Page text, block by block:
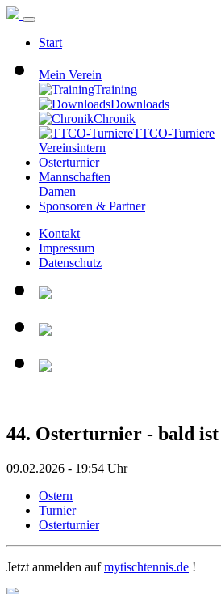
Start
Mein Verein
Training
Downloads
Chronik
TTCO-Turniere
Vereinsintern
Osterturnier
Mannschaften
Damen
Sponsoren & Partner
Kontakt
Impressum
Datenschutz
44. Osterturnier - bald
09.02.2026 - 19:54 Uhr
Ostern
Turnier
Osterturnier
Jetzt anmelden aufmytischtennis.de !